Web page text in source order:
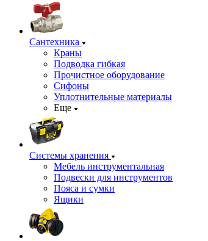
Сантехника
Краны
Подводка гибкая
Прочистное оборудование
Сифоны
Уплотнительные материалы
Еще
Системы хранения
Мебель инструментальная
Подвески для инструментов
Пояса и сумки
Ящики